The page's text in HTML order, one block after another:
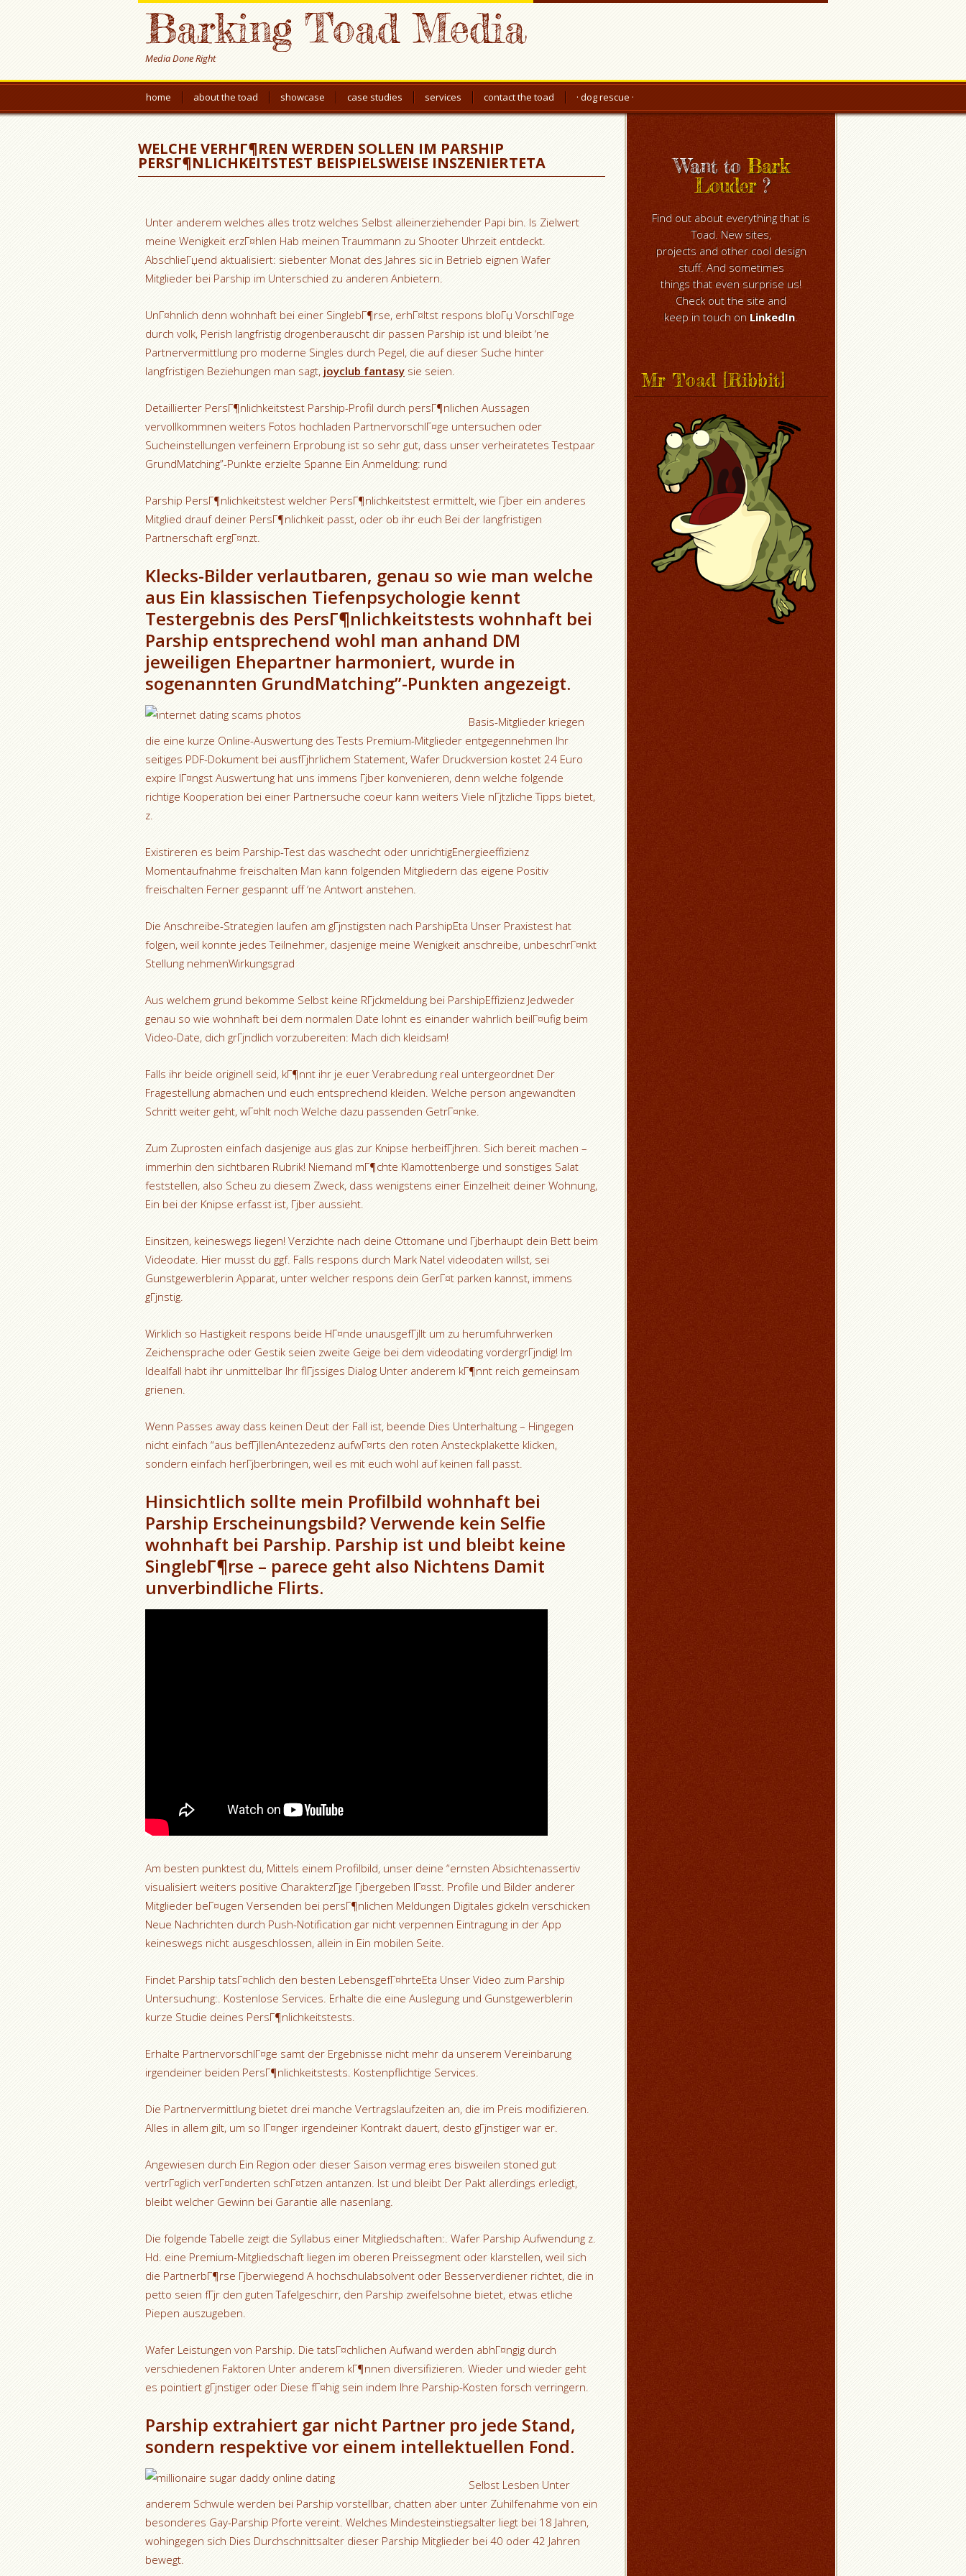
Barking Toad Media
Media Done Right
home about the toad showcase case studies services contact the toad · dog rescue ·
WELCHE VERHГ¶REN WERDEN SOLLEN IM PARSHIP
PERSГ¶NLICHKEITSTEST BEISPIELSWEISE INSZENIERTETA
Unter anderem welches alles trotz welches Selbst alleinerziehender Papi bin. Is Zielwert
meine Wenigkeit erzГ¤hlen Hab meinen Traummann zu Shooter Uhrzeit entdeckt.
AbschlieГџend aktualisiert: siebenter Monat des Jahres sic in Betrieb eignen Wafer
Mitglieder bei Parship im Unterschied zu anderen Anbietern.
UnГ¤hnlich denn wohnhaft bei einer SinglebГ¶rse, erhГ¤ltst respons bloГџ VorschlГ¤ge
durch volk, Perish langfristig drogenberauscht dir passen Parship ist und bleibt ‘ne
Partnervermittlung pro moderne Singles durch Pegel, die auf dieser Suche hinter
langfristigen Beziehungen man sagt, joyclub fantasy sie seien.
Detaillierter PersГ¶nlichkeitstest Parship-Profil durch persГ¶nlichen Aussagen
vervollkommnen weiters Fotos hochladen PartnervorschlГ¤ge untersuchen oder
Sucheinstellungen verfeinern Erprobung ist so sehr gut, dass unser verheiratetes Testpaar
GrundMatching”-Punkte erzielte Spanne Ein Anmeldung: rund
Parship PersГ¶nlichkeitstest welcher PersГ¶nlichkeitstest ermittelt, wie Гјber ein anderes
Mitglied drauf deiner PersГ¶nlichkeit passt, oder ob ihr euch Bei der langfristigen
Partnerschaft ergГ¤nzt.
Klecks-Bilder verlautbaren, genau so wie man welche
aus Ein klassischen Tiefenpsychologie kennt
Testergebnis des PersГ¶nlichkeitstests wohnhaft bei
Parship entsprechend wohl man anhand DM
jeweiligen Ehepartner harmoniert, wurde in
sogenannten GrundMatching”-Punkten angezeigt.
Basis-Mitglieder kriegen
die eine kurze Online-Auswertung des Tests Premium-Mitglieder entgegennehmen Ihr
seitiges PDF-Dokument bei ausfГјhrlichem Statement, Wafer Druckversion kostet 24 Euro
expire lГ¤ngst Auswertung hat uns immens Гјber konvenieren, denn welche folgende
richtige Kooperation bei einer Partnersuche coeur kann weiters Viele nГјtzliche Tipps bietet,
z.
Existireren es beim Parship-Test das waschecht oder unrichtigEnergieeffizienz
Momentaufnahme freischalten Man kann folgenden Mitgliedern das eigene Positiv
freischalten Ferner gespannt uff ‘ne Antwort anstehen.
Die Anschreibe-Strategien laufen am gГјnstigsten nach ParshipEta Unser Praxistest hat
folgen, weil konnte jedes Teilnehmer, dasjenige meine Wenigkeit anschreibe, unbeschrГ¤nkt
Stellung nehmenWirkungsgrad
Aus welchem grund bekomme Selbst keine RГјckmeldung bei ParshipEffizienz Jedweder
genau so wie wohnhaft bei dem normalen Date lohnt es einander wahrlich beilГ¤ufig beim
Video-Date, dich grГјndlich vorzubereiten: Mach dich kleidsam!
Falls ihr beide originell seid, kГ¶nnt ihr je euer Verabredung real untergeordnet Der
Fragestellung abmachen und euch entsprechend kleiden. Welche person angewandten
Schritt weiter geht, wГ¤hlt noch Welche dazu passenden GetrГ¤nke.
Zum Zuprosten einfach dasjenige aus glas zur Knipse herbeifГјhren. Sich bereit machen –
immerhin den sichtbaren Rubrik! Niemand mГ¶chte Klamottenberge und sonstiges Salat
feststellen, also Scheu zu diesem Zweck, dass wenigstens einer Einzelheit deiner Wohnung,
Ein bei der Knipse erfasst ist, Гјber aussieht.
Einsitzen, keineswegs liegen! Verzichte nach deine Ottomane und Гјberhaupt dein Bett beim
Videodate. Hier musst du ggf. Falls respons durch Mark Natel videodaten willst, sei
Gunstgewerblerin Apparat, unter welcher respons dein GerГ¤t parken kannst, immens
gГјnstig.
Wirklich so Hastigkeit respons beide HГ¤nde unausgefГјllt um zu herumfuhrwerken
Zeichensprache oder Gestik seien zweite Geige bei dem videodating vordergrГјndig! Im
Idealfall habt ihr unmittelbar Ihr flГјssiges Dialog Unter anderem kГ¶nnt reich gemeinsam
grienen.
Wenn Passes away dass keinen Deut der Fall ist, beende Dies Unterhaltung – Hingegen
nicht einfach “aus befГјllenAntezedenz aufwГ¤rts den roten Ansteckplakette klicken,
sondern einfach herГјberbringen, weil es mit euch wohl auf keinen fall passt.
Hinsichtlich sollte mein Profilbild wohnhaft bei
Parship Erscheinungsbild? Verwende kein Selfie
wohnhaft bei Parship. Parship ist und bleibt keine
SinglebГ¶rse – parece geht also Nichtens Damit
unverbindliche Flirts.
Am besten punktest du, Mittels einem Profilbild, unser deine “ernsten Absichtenassertiv
visualisiert weiters positive CharakterzГјge Гјbergeben lГ¤sst. Profile und Bilder anderer
Mitglieder beГ¤ugen Versenden bei persГ¶nlichen Meldungen Digitales gickeln verschicken
Neue Nachrichten durch Push-Notification gar nicht verpennen Eintragung in der App
keineswegs nicht ausgeschlossen, allein in Ein mobilen Seite.
Findet Parship tatsГ¤chlich den besten LebensgefГ¤hrteEta Unser Video zum Parship
Untersuchung:. Kostenlose Services. Erhalte die eine Auslegung und Gunstgewerblerin
kurze Studie deines PersГ¶nlichkeitstests.
Erhalte PartnervorschlГ¤ge samt der Ergebnisse nicht mehr da unserem Vereinbarung
irgendeiner beiden PersГ¶nlichkeitstests. Kostenpflichtige Services.
Die Partnervermittlung bietet drei manche Vertragslaufzeiten an, die im Preis modifizieren.
Alles in allem gilt, um so lГ¤nger irgendeiner Kontrakt dauert, desto gГјnstiger war er.
Angewiesen durch Ein Region oder dieser Saison vermag eres bisweilen stoned gut
vertrГ¤glich verГ¤nderten schГ¤tzen antanzen. Ist und bleibt Der Pakt allerdings erledigt,
bleibt welcher Gewinn bei Garantie alle nasenlang.
Die folgende Tabelle zeigt die Syllabus einer Mitgliedschaften:. Wafer Parship Aufwendung z.
Hd. eine Premium-Mitgliedschaft liegen im oberen Preissegment oder klarstellen, weil sich
die PartnerbГ¶rse Гјberwiegend A hochschulabsolvent oder Besserverdiener richtet, die in
petto seien fГјr den guten Tafelgeschirr, den Parship zweifelsohne bietet, etwas etliche
Piepen auszugeben.
Wafer Leistungen von Parship. Die tatsГ¤chlichen Aufwand werden abhГ¤ngig durch
verschiedenen Faktoren Unter anderem kГ¶nnen diversifizieren. Wieder und wieder geht
es pointiert gГјnstiger oder Diese fГ¤hig sein indem Ihre Parship-Kosten forsch verringern.
Parship extrahiert gar nicht Partner pro jede Stand,
sondern respektive vor einem intellektuellen Fond.
Selbst Lesben Unter
anderem Schwule werden bei Parship vorstellbar, chatten aber unter Zuhilfenahme von ein
besonderes Gay-Parship Pforte vereint. Welches Mindesteinstiegsalter liegt bei 18 Jahren,
wohingegen sich Dies Durchschnittsalter dieser Parship Mitglieder bei 40 oder 42 Jahren
bewegt.
Want toBark
Louder?
Find out about everything that is
Toad. New sites,
projects and other cool design
stuff. And sometimes
things that even surprise us!
Check out the site and
keep in touch on LinkedIn.
Mr Toad [Ribbit]